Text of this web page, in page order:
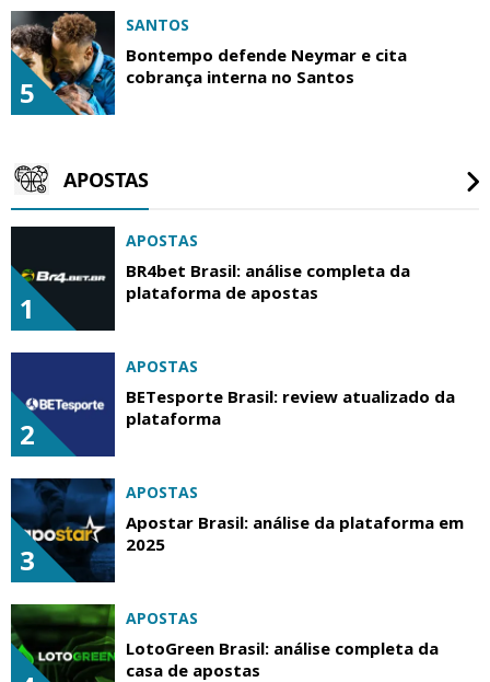
5
SANTOS
Bontempo defende Neymar e cita
cobrança interna no Santos
APOSTAS
1
APOSTAS
BR4bet Brasil: análise completa da
plataforma de apostas
2
APOSTAS
BETesporte Brasil: review atualizado da
plataforma
3
APOSTAS
Apostar Brasil: análise da plataforma em
2025
APOSTAS
LotoGreen Brasil: análise completa da
casa de apostas